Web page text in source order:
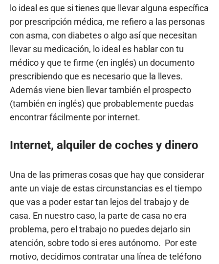
lo ideal es que si tienes que llevar alguna específica
por prescripción médica, me refiero a las personas
con asma, con diabetes o algo así que necesitan
llevar su medicación, lo ideal es hablar con tu
médico y que te firme (en inglés) un documento
prescribiendo que es necesario que la lleves.
Además viene bien llevar también el prospecto
(también en inglés) que probablemente puedas
encontrar fácilmente por internet.
Internet, alquiler de coches y dinero
Una de las primeras cosas que hay que considerar
ante un viaje de estas circunstancias es el tiempo
que vas a poder estar tan lejos del trabajo y de
casa. En nuestro caso, la parte de casa no era
problema, pero el trabajo no puedes dejarlo sin
atención, sobre todo si eres autónomo. Por este
motivo, decidimos contratar una línea de teléfono